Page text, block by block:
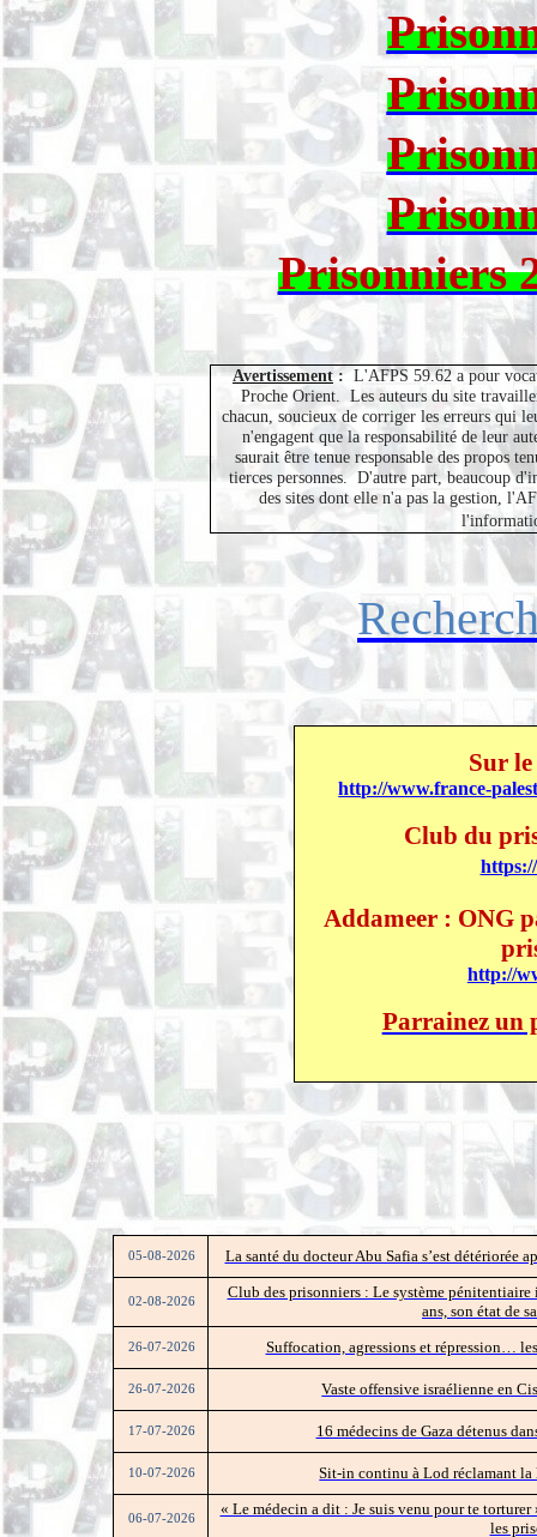
Prisonniers
Avertissement: L'AFPS 59.62 a pour
Proche Orient.
Les auteurs du site
chacun, soucieux de corriger les erreurs qui
n'engagent que la responsabilité de leur
saurait être tenue responsable des propos
tierces personnes. D'autre part, beaucoup
des sites dont elle n'a pas la gestion,
Sur le
http://www.france-
Club du
Addameer : ONG
http://
Parrainez un
05-08-2026 La santé du docteur Abu Safia s’est détériorée
02-08-2026
Club des prisonniers : Le système
ans, son état de
26-07-2026 Suffocation, agressions et répression…
26-07-2026 Vaste offensive israélienne en
17-07-2026 16 médecins de Gaza détenus
10-07-2026 Sit-in continu à Lod réclamant la
06-07-2026
« Le médecin a dit : Je suis venu pour te
les